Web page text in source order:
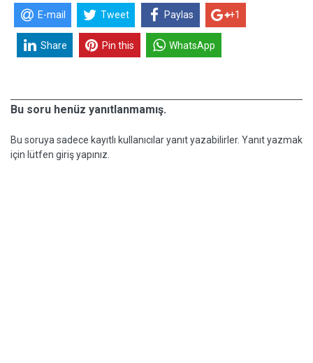
E-mail Tweet Paylas +1
Share Pin this WhatsApp
Bu soru henüz yanıtlanmamış.
Bu soruya sadece kayıtlı kullanıcılar yanıt yazabilirler. Yanıt yazmak
için lütfen giriş yapınız.